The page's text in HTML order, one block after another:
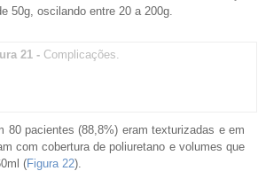
50g, oscilando entre 20 a 200g.
21 - Complicações.
80 pacientes (88,8%) eram texturizadas e em
com cobertura de poliuretano e volumes que
(Figura 22).